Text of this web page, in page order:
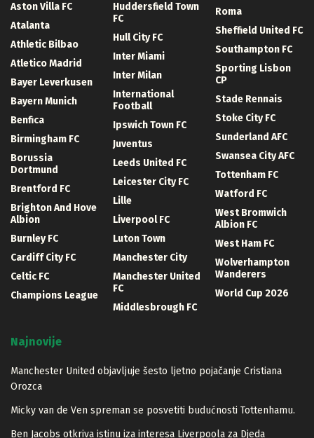
Aston Villa FC
Atalanta
Athletic Bilbao
Atletico Madrid
Bayer Leverkusen
Bayern Munich
Benfica
Birmingham FC
Borussia
Dortmund
Brentford FC
Brighton And Hove
Albion
Burnley FC
Cardiff City FC
Celtic FC
Champions League
Huddersfield Town
FC
Hull City FC
Inter Miami
Inter Milan
International
Football
Ipswich Town FC
Juventus
Leeds United FC
Leicester City FC
Lille
Liverpool FC
Luton Town
Manchester City
Manchester United
FC
Middlesbrough FC
Roma
Sheffield United FC
Southampton FC
Sporting Lisbon
CP
Stade Rennais
Stoke City FC
Sunderland AFC
Swansea City AFC
Tottenham FC
Watford FC
West Bromwich
Albion FC
West Ham FC
Wolverhampton
Wanderers
World Cup 2026
Najnovije
Manchester United objavljuje šesto ljetno pojačanje Cristiana
Orozca
Micky van de Ven spreman se posvetiti budućnosti Tottenhamu.
Ben Jacobs otkriva istinu iza interesa Liverpoola za Djeda